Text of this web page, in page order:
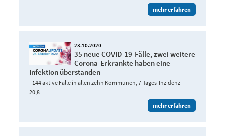
mehr erfahren
23.10.2020
35 neue COVID-19-Fälle, zwei weitere
Corona-Erkrankte haben eine
Infektion überstanden
- 144 aktive Fälle in allen zehn Kommunen, 7-Tages-Inzidenz
20,8
mehr erfahren